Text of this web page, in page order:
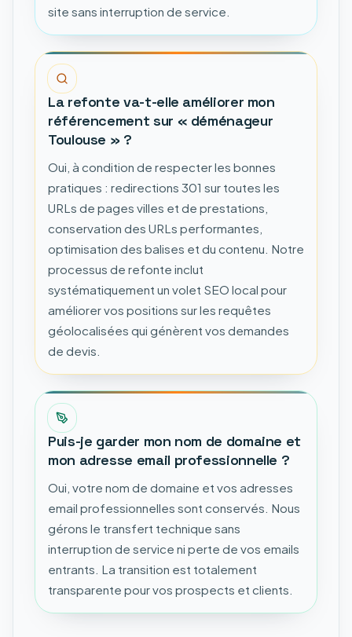
site sans interruption de service.
La refonte va-t-elle améliorer mon
référencement sur « déménageur
Toulouse » ?
Oui, à condition de respecter les bonnes
pratiques : redirections 301 sur toutes les
URLs de pages villes et de prestations,
conservation des URLs performantes,
optimisation des balises et du contenu. Notre
processus de refonte inclut
systématiquement un volet SEO local pour
améliorer vos positions sur les requêtes
géolocalisées qui génèrent vos demandes
de devis.
Puis-je garder mon nom de domaine et
mon adresse email professionnelle ?
Oui, votre nom de domaine et vos adresses
email professionnelles sont conservés. Nous
gérons le transfert technique sans
interruption de service ni perte de vos emails
entrants. La transition est totalement
transparente pour vos prospects et clients.